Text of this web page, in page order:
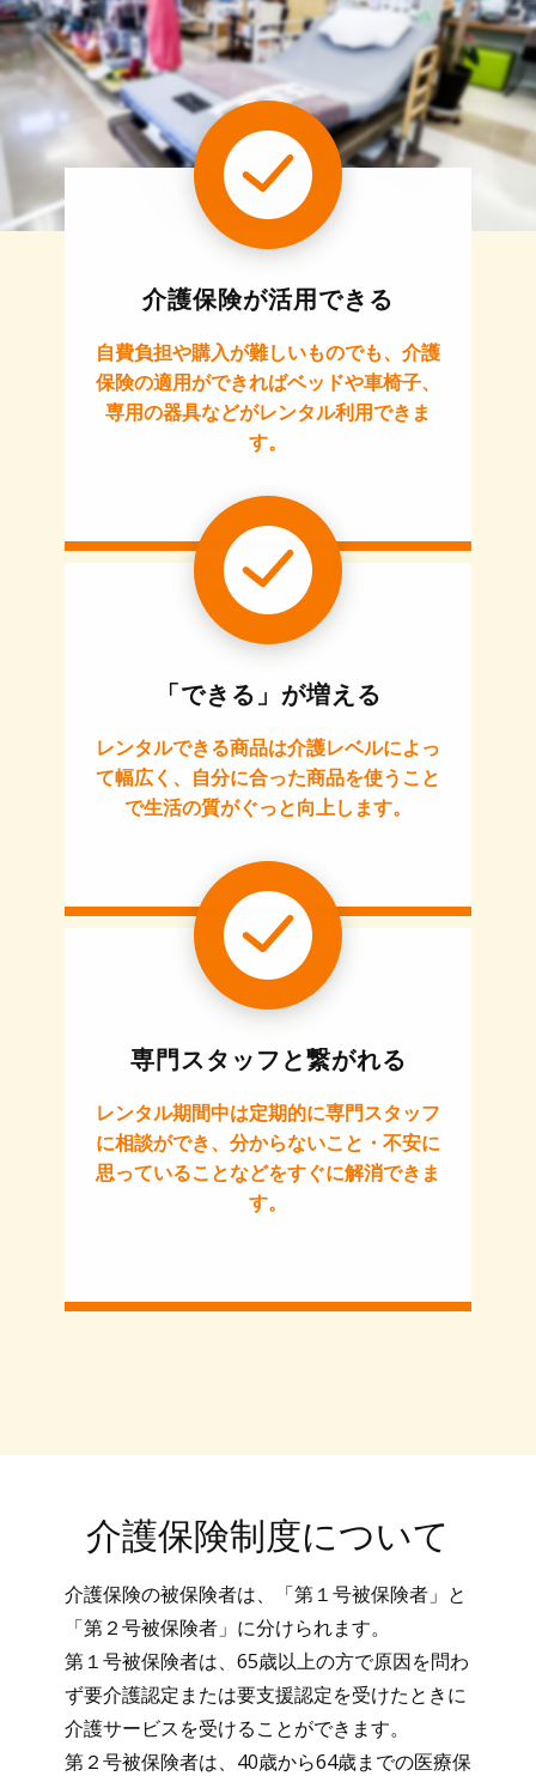
介護保険が活用できる
自費負担や購入が難しいものでも、介護
保険の適用ができればベッドや車椅子、
専用の器具などがレンタル利用できま
す。
「できる」が増える
レンタルできる商品は介護レベルによっ
て幅広く、自分に合った商品を使うこと
で生活の質がぐっと向上します。
専門スタッフと繋がれる
レンタル期間中は定期的に専門スタッフ
に相談ができ、分からないこと・不安に
思っていることなどをすぐに解消できま
す。
介護保険制度について
介護保険の被保険者は、「第１号被保険者」と
「第２号被保険者」に分けられます。
第１号被保険者は、65歳以上の方で原因を問わ
ず要介護認定または要支援認定を受けたときに
介護サービスを受けることができます。
第２号被保険者は、40歳から64歳までの医療保